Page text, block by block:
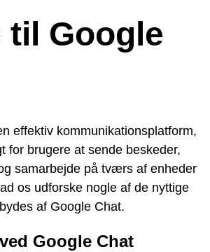
til Google
effektiv kommunikationsplatform,
for brugere at sende beskeder,
samarbejde på tværs af enheder
os udforske nogle af de nyttige
af Google Chat.
Google Chat